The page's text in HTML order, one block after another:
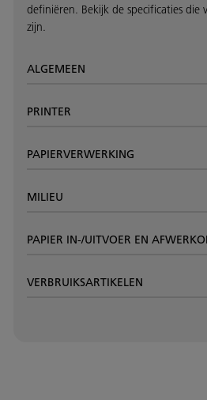
definiëren. Bekijk de specificaties die
zijn.
ALGEMEEN
PRINTER
PAPIERVERWERKING
MILIEU
PAPIER IN-/UITVOER EN
VERBRUIKSARTIKELEN